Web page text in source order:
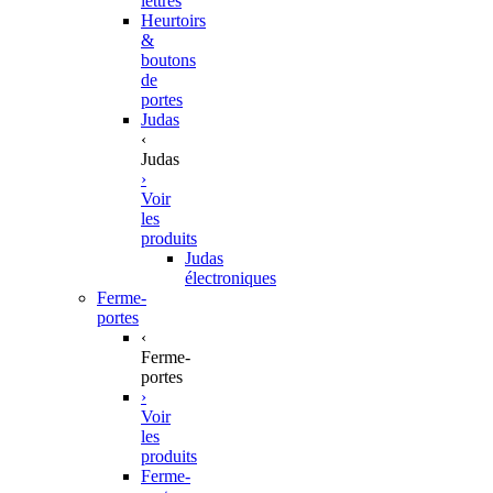
Heurtoirs
&
boutons
de
portes
Judas
‹
Judas
›
Voir
les
produits
Judas
électroniques
Ferme-
portes
‹
Ferme-
portes
›
Voir
les
produits
Ferme-